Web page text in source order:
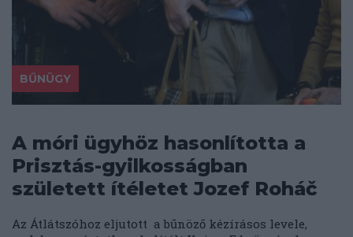
BŰNÜGY
A móri ügyhöz hasonlította a
Prisztás-gyilkosságban
született ítéletet Jozef Roháč
Az Átlátszóhoz eljutott a bűnöző kézírásos levele,